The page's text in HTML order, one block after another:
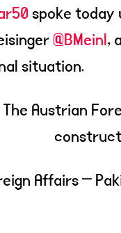
spoke today
@BMeinl,
situation.
The Austrian